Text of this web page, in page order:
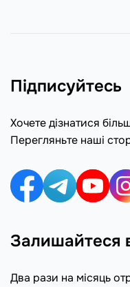
Підписуйтесь
Хочете дізнатися
Перегляньте наші
Залишайтеся
Два рази на місяць